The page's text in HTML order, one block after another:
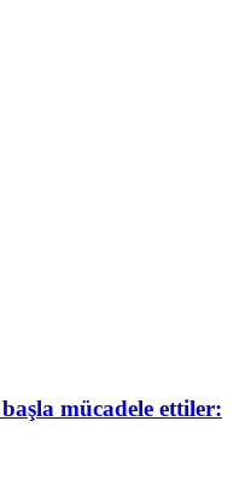
mücadele ettiler: